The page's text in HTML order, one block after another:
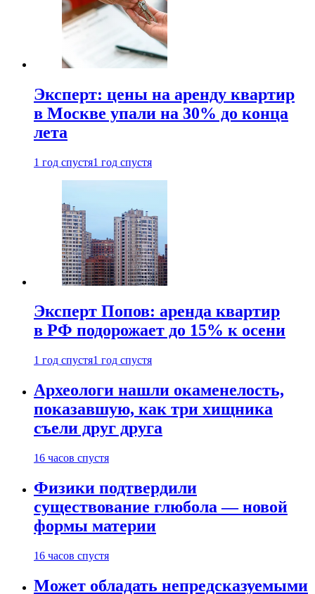
Эксперт: цены на аренду квартир
в Москве упали на 30% до конца
лета
1 год спустя1 год спустя
Эксперт Попов: аренда квартир
в РФ подорожает до 15% к осени
1 год спустя1 год спустя
Археологи нашли окаменелость,
показавшую, как три хищника
съели друг друга
16 часов спустя
Физики подтвердили
существование глюбола — новой
формы материи
16 часов спустя
Может обладать непредсказуемыми